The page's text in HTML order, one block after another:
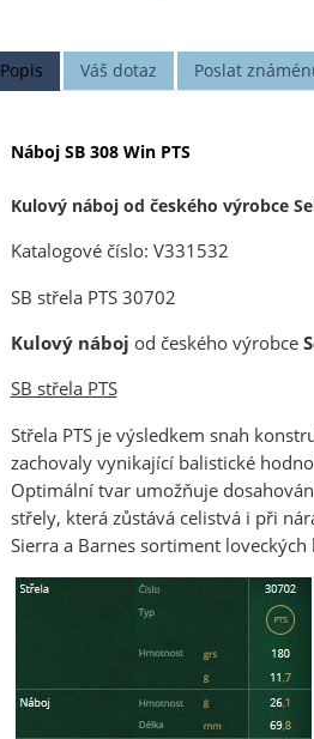
Popis Váš dotaz Poslat
Náboj SB 308 Win PTS
Kulový náboj od českého výrobce
Katalogové číslo: V331532
SB střela PTS 30702
Kulový náboj od českého výrobce
SB střela PTS
Střela PTS je výsledkem snah
zachovaly vynikající balistické
Optimální tvar umožňuje
střely, která zůstává celistvá i při
Sierra a Barnes sortiment